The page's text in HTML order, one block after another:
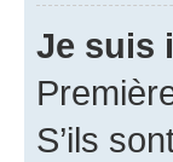
Je suis
S’ils